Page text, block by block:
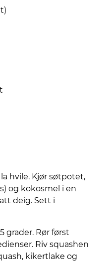
hvile. Kjør søtpotet,
og kokosmel i en
deig. Sett i
grader. Rør først
Riv squashen
kikertlake og